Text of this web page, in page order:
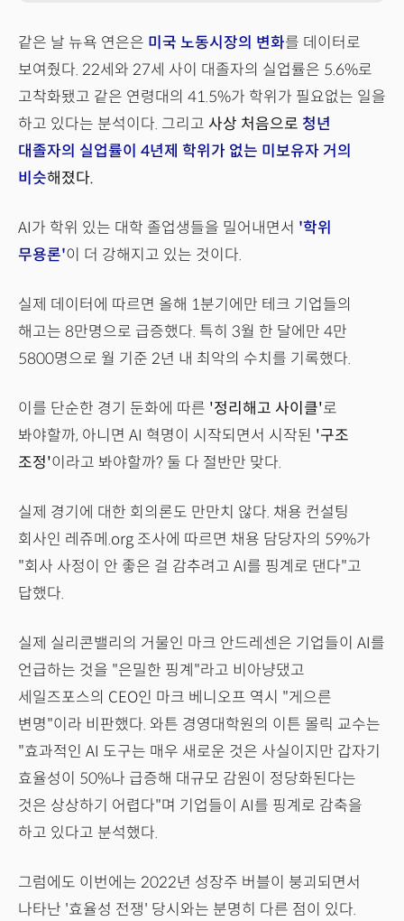
같은 날 뉴욕 연은은 미국 노동시장의 변화를 데이터로
보여줬다. 22세와 27세 사이 대졸자의 실업률은 5.6%로
고착화됐고 같은 연령대의 41.5%가 학위가 필요없는 일을
하고 있다는 분석이다. 그리고 사상 처음으로 청년
대졸자의 실업률이 4년제 학위가 없는 미보유자 거의
비슷해졌다.
AI가 학위 있는 대학 졸업생들을 밀어내면서 '학위
무용론'이 더 강해지고 있는 것이다.
실제 데이터에 따르면 올해 1분기에만 테크 기업들의
해고는 8만명으로 급증했다. 특히 3월 한 달에만 4만
5800명으로 월 기준 2년 내 최악의 수치를 기록했다.
이를 단순한 경기 둔화에 따른 '정리해고 사이클'로
봐야할까, 아니면 AI 혁명이 시작되면서 시작된 '구조
조정'이라고 봐야할까? 둘 다 절반만 맞다.
실제 경기에 대한 회의론도 만만치 않다. 채용 컨설팅
회사인 레쥬메.org 조사에 따르면 채용 담당자의 59%가
"회사 사정이 안 좋은 걸 감추려고 AI를 핑계로 댄다"고
답했다.
실제 실리콘밸리의 거물인 마크 안드레센은 기업들이 AI를
언급하는 것을 "은밀한 핑계"라고 비아냥댔고
세일즈포스의 CEO인 마크 베니오프 역시 "게으른
변명"이라 비판했다. 와튼 경영대학원의 이튼 몰릭 교수는
"효과적인 AI 도구는 매우 새로운 것은 사실이지만 갑자기
효율성이 50%나 급증해 대규모 감원이 정당화된다는
것은 상상하기 어렵다"며 기업들이 AI를 핑계로 감축을
하고 있다고 분석했다.
그럼에도 이번에는 2022년 성장주 버블이 붕괴되면서
나타난 '효율성 전쟁' 당시와는 분명히 다른 점이 있다.